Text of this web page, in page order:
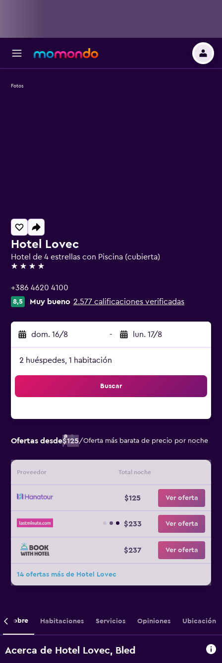
Hotel Lovec
Hotel de 4 estrellas con Piscina (cubierta)
4 estrellas
+386 4620 4100
8,5 Muy bueno 2.577 calificaciones verificadas
dom. 16/8 - lun. 17/8
2 huéspedes, 1 habitación
Buscar
Ofertas desde$125/Oferta más barata de precio por noche
Proveedor Total noche
$125 Ver oferta
$233 Ver oferta
$237 Ver oferta
14 ofertas más de Hotel Lovec
Fotos
Sobre Habitaciones Servicios Opiniones Ubicación
Acerca de Hotel Lovec, Bled